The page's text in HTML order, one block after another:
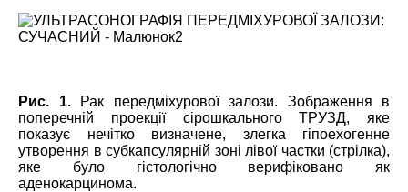
Рис. 1.Рак передміхурової залози. Зображення в
поперечній проекції сірошкального ТРУЗД, яке
показує нечітко визначене, злегка гіпоехогенне
утворення в субкапсулярній зоні лівої частки (стрілка),
яке було гістологічно верифіковано як
аденокарцинома.